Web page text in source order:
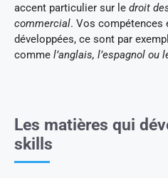
accent particulier sur le droit
commercial. Vos compétences
développées, ce sont par
comme l’anglais, l’espagnol ou
Les matières qui
skills